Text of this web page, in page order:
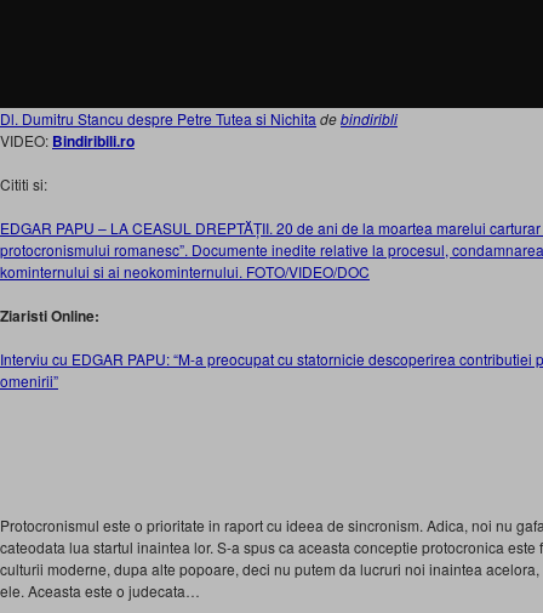
Dl. Dumitru Stancu despre Petre Tutea si Nichita debindiribli
VIDEO: Bindiribili.ro
Cititi si:
EDGAR PAPU – LA CEASUL DREPTĂȚII. 20 de ani de la moartea marelui
protocronismului romanesc”. Documente inedite relative la procesul,
kominternului si ai neokominternului. FOTO/VIDEO/DOC
Ziaristi Online:
Interviu cu EDGAR PAPU: “M-a preocupat cu statornicie descoperirea contributiei
omenirii”
Protocronismul este o prioritate in raport cu ideea de sincronism. Adica, noi nu
cateodata lua startul inaintea lor. S-a spus ca aceasta conceptie protocronica
culturii moderne, dupa alte popoare, deci nu putem da lucruri noi inaintea
ele. Aceasta este o judecata…